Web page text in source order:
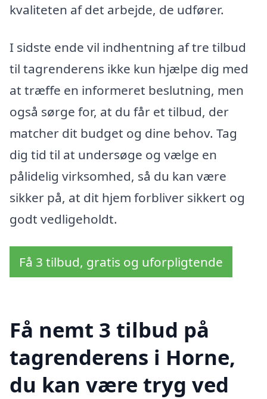
kvaliteten af det arbejde, de udfører.
I sidste ende vil indhentning af tre tilbud
til tagrenderens ikke kun hjælpe dig med
at træffe en informeret beslutning, men
også sørge for, at du får et tilbud, der
matcher dit budget og dine behov. Tag
dig tid til at undersøge og vælge en
pålidelig virksomhed, så du kan være
sikker på, at dit hjem forbliver sikkert og
godt vedligeholdt.
Få 3 tilbud, gratis og uforpligtende
Få nemt 3 tilbud på
tagrenderens i Horne,
du kan være tryg ved